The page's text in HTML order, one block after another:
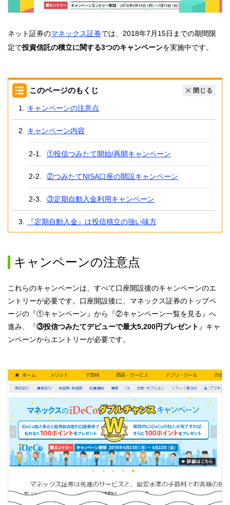
ネット証券のマネックス証券では、2018年7月15日までの期間限
定で投資信託の積立に関する3つのキャンペーンを実施中です。
このページのもくじ 閉じる
キャンペーンの注意点
キャンペーン内容
①投信つみたて開始/再開キャンペーン
②つみたてNISA口座の開設キャンペーン
③定期自動入金利用キャンペーン
『定期自動入金』は投信積立の強い味方
キャンペーンの注意点
これらのキャンペーンは、すべて口座開設後のキャンペーンのエ
ントリーが必要です。口座開設後に、マネックス証券のトップペ
ージの『①キャンペーン』から『②キャンペーン一覧を見る』へ
進み、『③投信つみたてデビューで最大5,200円プレゼント 』キャ
ンペーンからエントリーが必要です。